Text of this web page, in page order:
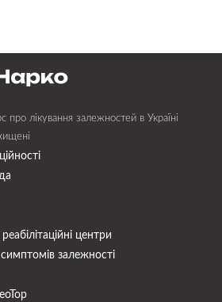
про лікування залежностей в Україні
центри
залежності